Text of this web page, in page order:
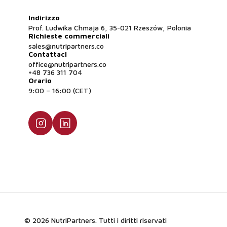
Indirizzo
Prof. Ludwika Chmaja 6, 35-021 Rzeszów, Polonia
Richieste commerciali
sales@nutripartners.co
Contattaci
office@nutripartners.co
+48 736 311 704
Orario
9:00 – 16:00 (CET)
© 2026 NutriPartners. Tutti i diritti riservati